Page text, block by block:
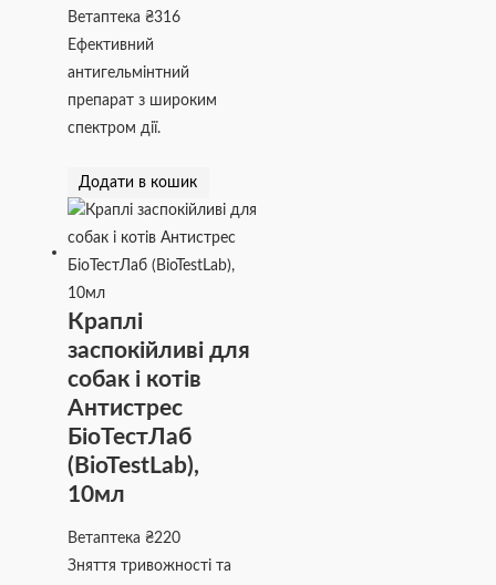
Ветаптека₴316
Ефективний
антигельмінтний
препарат з широким
спектром дії.
Додати в кошик
Краплі
заспокійливі для
собак і котів
Антистрес
БіоТестЛаб
(BioTestLab),
10мл
Ветаптека₴220
Зняття тривожності та